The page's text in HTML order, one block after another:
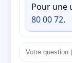
Pour une
80 00 72.